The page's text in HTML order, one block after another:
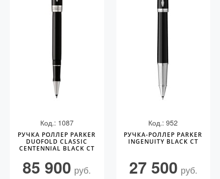
Код.: 1087
РУЧКА РОЛЛЕР PARKER
DUOFOLD CLASSIC
CENTENNIAL BLACK CT
85 900 руб.
Код.: 952
РУЧКА-РОЛЛЕР PARKER
INGENUITY BLACK CT
27 500 руб.